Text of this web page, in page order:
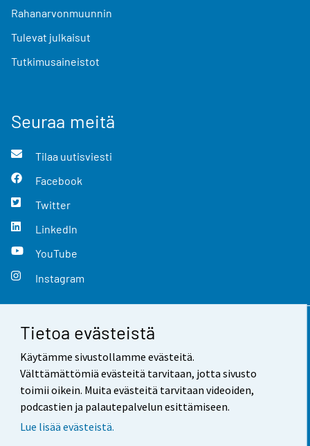
Tietoa evästeistä
Käytämme sivustollamme evästeitä.
Välttämättömiä evästeitä tarvitaan, jotta sivusto
toimii oikein. Muita evästeitä tarvitaan videoiden,
podcastien ja palautepalvelun esittämiseen.
Lue lisää evästeistä.
Rahanarvonmuunnin
Tulevat julkaisut
Tutkimusaineistot
Seuraa meitä
Tilaa uutisviesti
Facebook
Twitter
LinkedIn
YouTube
Instagram
Yhteystiedot
Palaute
Käyttöehdot